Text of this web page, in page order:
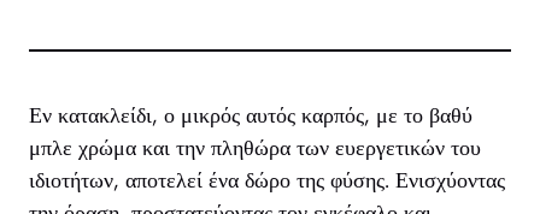
Εν κατακλείδι, ο μικρός αυτός καρπός, με το βαθύ
μπλε χρώμα και την πληθώρα των ευεργετικών του
ιδιοτήτων, αποτελεί ένα δώρο της φύσης. Ενισχύοντας